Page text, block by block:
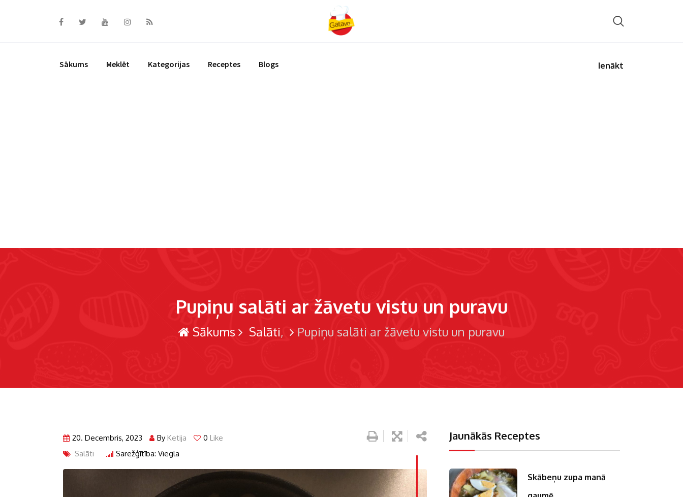
Sākums Meklēt Kategorijas Receptes Blogs Ienākt
Pupiņu salāti ar žāvetu vistu un puravu
Sākums Salāti Pupiņu salāti ar žāvetu vistu un puravu
20. Decembris, 2023 By Ketija 0 Like
Salāti
Sarežģītība: Viegla
Jaunākās Receptes
Skābeņu zupa manā